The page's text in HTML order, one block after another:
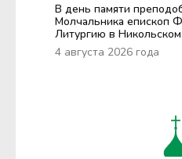
В день памяти
Молчальника епископ
Литургию в
4 августа 2026 года